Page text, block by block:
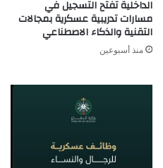
الداخلية تفتح التسجيل في
مسارات تدريبية عسكرية بمجالات
التقنية والذكاء الاصطناعي
منذ أسبوعين